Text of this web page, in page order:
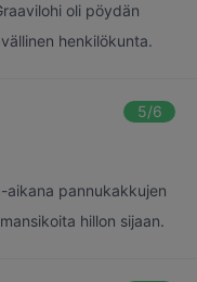
oli pöydän
henkilökunta.
5/6
aikana pannukakkujen
hillon sijaan.